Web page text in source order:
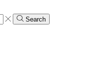
Search